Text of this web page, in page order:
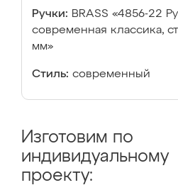
Ручки: BRASS «4856-22
современная классика,
мм»
Стиль: современный
Изготовим по
индивидуальному
проекту: